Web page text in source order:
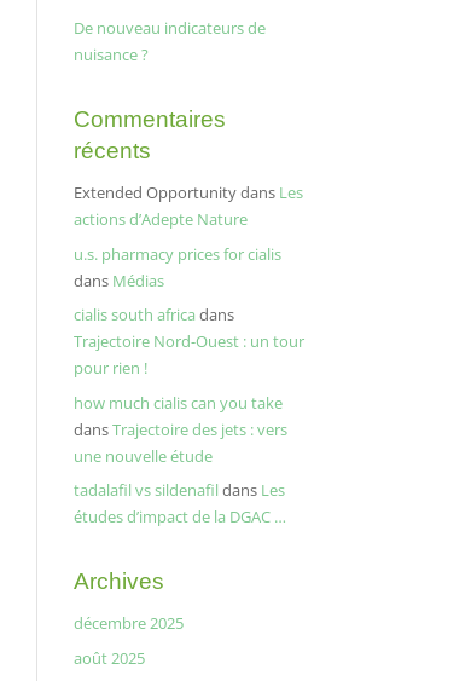
De nouveau indicateurs de
nuisance ?
Commentaires
récents
Extended Opportunitydans Les
actions d’Adepte Nature
u.s. pharmacy prices for cialis
dans Médias
cialis south africa dans
Trajectoire Nord-Ouest : un tour
pour rien !
how much cialis can you take
dansTrajectoire des jets : vers
une nouvelle étude
tadalafil vs sildenafil dans Les
études d’impact de la DGAC …
Archives
décembre 2025
août 2025